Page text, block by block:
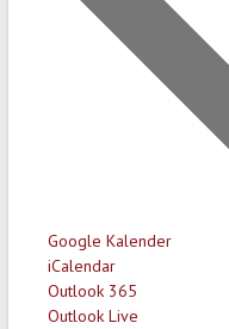
Google Kalender
iCalendar
Outlook 365
Outlook Live